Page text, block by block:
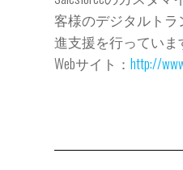
客様のデジタルト
進支援を行っていま
Webサイト： http://